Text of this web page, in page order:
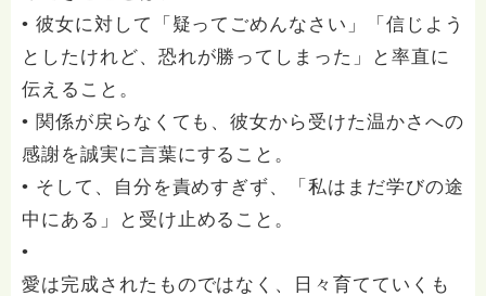
• 彼女に対して「疑ってごめんなさい」「信じよう
としたけれど、恐れが勝ってしまった」と率直に
伝えること。
• 関係が戻らなくても、彼女から受けた温かさへの
感謝を誠実に言葉にすること。
• そして、自分を責めすぎず、「私はまだ学びの途
中にある」と受け止めること。
•
愛は完成されたものではなく、日々育てていくも